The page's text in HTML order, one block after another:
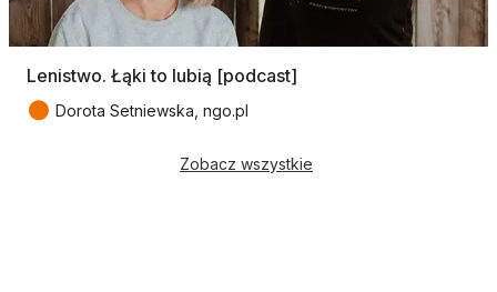
Lenistwo. Łąki to lubią [podcast]
● Dorota Setniewska, ngo.pl
Zobacz wszystkie